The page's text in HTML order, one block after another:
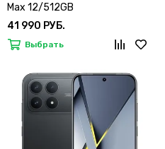
Max 12/512GB
41 990 РУБ.
Выбрать